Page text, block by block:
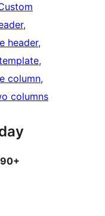
header
column
columns
90+